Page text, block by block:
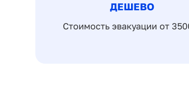
ДЕШЕВО
Стоимость эвакуации от